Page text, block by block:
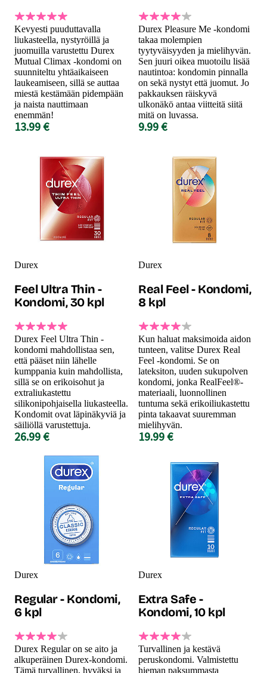
Kevyesti puuduttavalla
liukasteella, nystyröillä ja
juomuilla varustettu Durex
Mutual Climax -kondomi on
suunniteltu yhtäaikaiseen
laukeamiseen, sillä se auttaa
miestä kestämään pidempään
ja naista nauttimaan
enemmän!
13.99 €
Durex Pleasure Me -kondomi
takaa molempien
tyytyväisyyden ja mielihyvän.
Sen juuri oikea muotoilu lisää
nautintoa: kondomin pinnalla
on sekä nystyt että juomut. Jo
pakkauksen räiskyvä
ulkonäkö antaa viitteitä siitä
mitä on luvassa.
9.99 €
Durex
Feel Ultra Thin -
Kondomi, 30 kpl
Durex Feel Ultra Thin -
kondomi mahdollistaa sen,
että pääset niin lähelle
kumppania kuin mahdollista,
sillä se on erikoisohut ja
extraliukastettu
silikonipohjaisella liukasteella.
Kondomit ovat läpinäkyviä ja
säiliöllä varustettuja.
26.99 €
Durex
Real Feel - Kondomi,
8 kpl
Kun haluat maksimoida aidon
tunteen, valitse Durex Real
Feel -kondomi. Se on
lateksiton, uuden sukupolven
kondomi, jonka RealFeel®-
materiaali, luonnollinen
tuntuma sekä erikoiliukastettu
pinta takaavat suuremman
mielihyvän.
19.99 €
Durex
Regular - Kondomi,
6 kpl
Durex Regular on se aito ja
alkuperäinen Durex-kondomi.
Tämä turvallinen, hyväksi ja
Durex
Extra Safe -
Kondomi, 10 kpl
Turvallinen ja kestävä
peruskondomi. Valmistettu
hieman paksummasta